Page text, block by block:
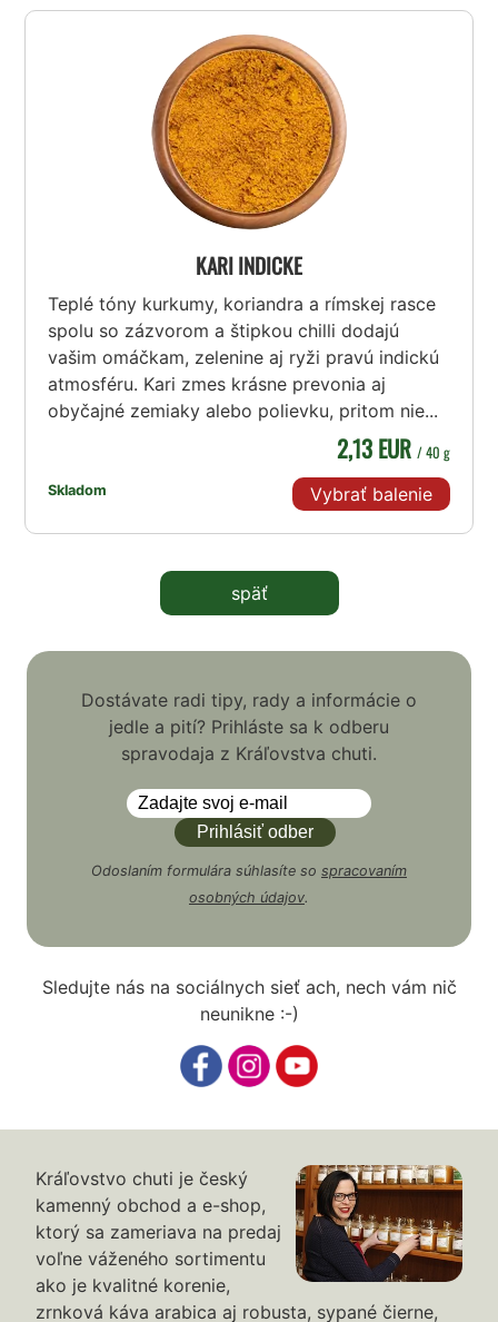
KARI INDICKE
Teplé tóny kurkumy, koriandra a rímskej rasce
spolu so zázvorom a štipkou chilli dodajú
vašim omáčkam, zelenine aj ryži pravú indickú
atmosféru. Kari zmes krásne prevonia aj
obyčajné zemiaky alebo polievku, pritom nie...
Skladom
2,13 EUR / 40 g
Vybrať balenie
späť
Dostávate radi tipy, rady a informácie o
jedle a pití? Prihláste sa k odberu
spravodaja z Kráľovstva chuti.
Odoslaním formulára súhlasíte so spracovaním
osobných údajov.
Sledujte nás na sociálnych sieť ach, nech vám nič
neunikne :-)
Kráľovstvo chuti je český
kamenný obchod a e-shop,
ktorý sa zameriava na predaj
voľne váženého sortimentu
ako je kvalitné korenie,
zrnková káva arabica aj robusta, sypané čierne,